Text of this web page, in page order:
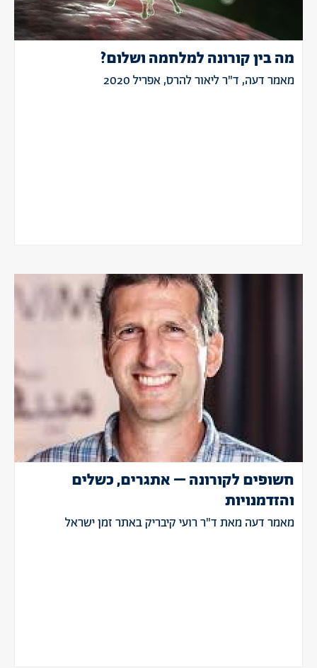
מה בין קורונה למלחמה ושלום?
מאמר דעה, ד"ר ליאור להרס, אפריל 2020
חשופים לקורונה – אתגרים, כשלים
והזדמנויות
מאמר דעה מאת ד"ר רועי קיבריק באתר זמן ישראל